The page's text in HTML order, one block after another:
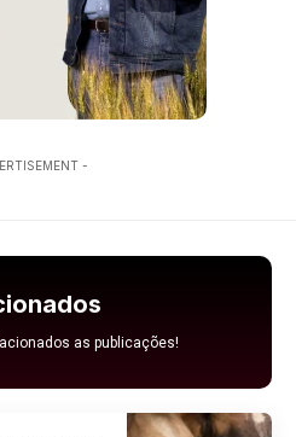
-
as publicações!